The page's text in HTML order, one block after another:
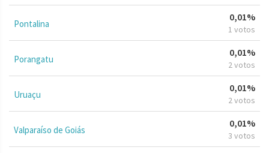
Pontalina
0,01%
1 votos
Porangatu
0,01%
2 votos
Uruaçu
0,01%
2 votos
Valparaíso de Goiás
0,01%
3 votos